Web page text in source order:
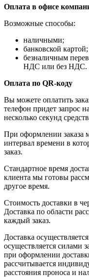
Оплата в офисе
Возможные способы:
наличными;
банковской картой;
безналичным
НДС или без НДС.
Оплата по QR-коду
Вы можете оплатить
телефон придет запрос
несколько секунд
При оформлении заказа
интервал времени в
заказ.
Стандартное время
клиента мы готовы
другое время.
Стоимость доставки в
Доставка по области
каждый заказ.
Доставка
осуществляется силами
при оформлении
рассчитывается
расстояния проноса и